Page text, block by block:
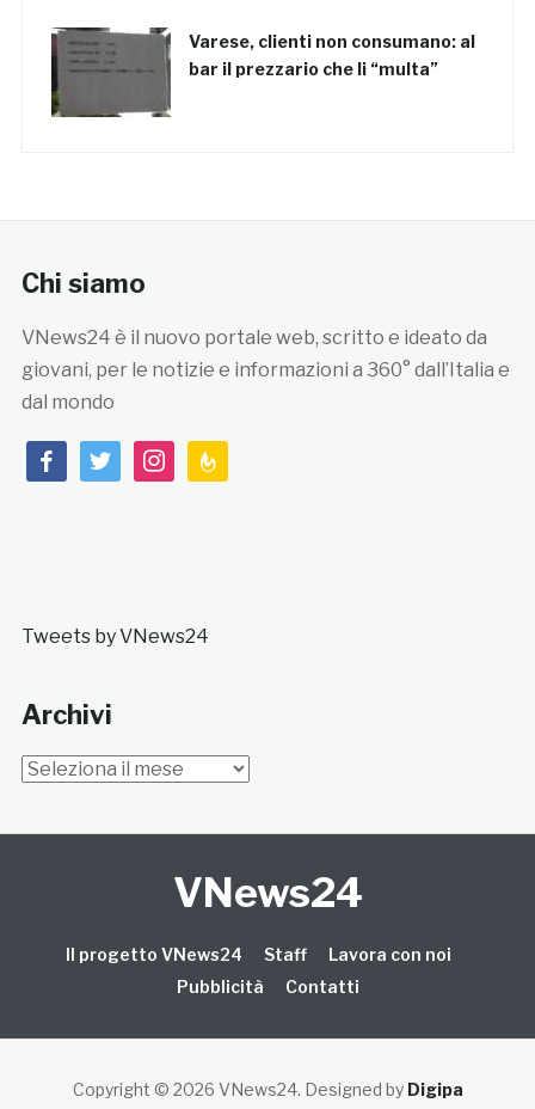
Varese, clienti non consumano: al
bar il prezzario che li “multa”
Chi siamo
VNews24 è il nuovo portale web, scritto e ideato da
giovani, per le notizie e informazioni a 360° dall’Italia e
dal mondo
facebooktwitterinstagramfeedburner
Tweets by VNews24
Archivi
Archivi
VNews24
Il progetto VNews24 Staff
Lavora con noi
Pubblicità
Contatti
Copyright © 2026 VNews24. Designed by Digipa